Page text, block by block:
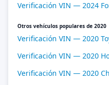
Verificación VIN — 2024
Otros vehículos populares de 2020
Verificación VIN — 2020
Verificación VIN — 2020
Verificación VIN — 2020